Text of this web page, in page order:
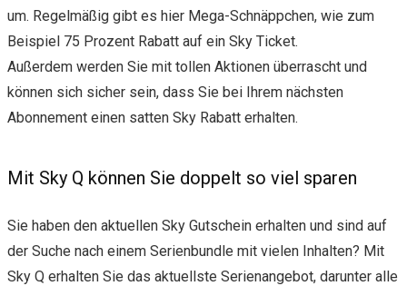
um. Regelmäßig gibt es hier Mega-Schnäppchen, wie zum
Beispiel 75 Prozent Rabatt auf ein Sky Ticket.
Außerdem werden Sie mit tollen Aktionen überrascht und
können sich sicher sein, dass Sie bei Ihrem nächsten
Abonnement einen satten Sky Rabatt erhalten.
Mit Sky Q können Sie doppelt so viel sparen
Sie haben den aktuellen Sky Gutschein erhalten und sind auf
der Suche nach einem Serienbundle mit vielen Inhalten? Mit
Sky Q erhalten Sie das aktuellste Serienangebot, darunter alle